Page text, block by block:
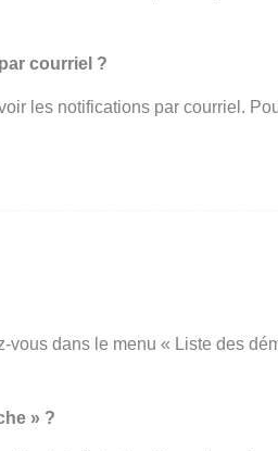
courriel ?
les notifications par courriel.
dans le menu « Liste des
» ?